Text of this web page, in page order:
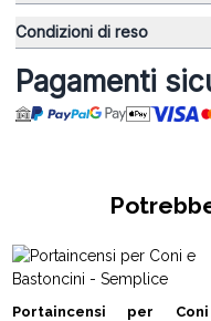
Condizioni di reso
Pagamenti
Portaincensi per